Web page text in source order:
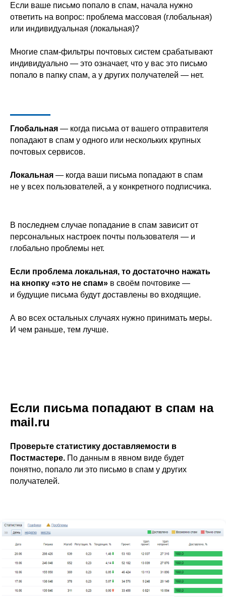
Если ваше письмо попало в спам, начала нужно
ответить на вопрос: проблема массовая (глобальная)
или индивидуальная (локальная)?
Многие спам-фильтры почтовых систем срабатывают
индивидуально — это означает, что у вас это письмо
попало в папку спам, а у других получателей — нет.
Глобальная — когда письма от вашего отправителя
попадают в спам у одного или нескольких крупных
почтовых сервисов.
Локальная — когда ваши письма попадают в спам
не у всех пользователей, а у конкретного подписчика.
В последнем случае попадание в спам зависит от
персональных настроек почты пользователя — и
глобально проблемы нет.
Если проблема локальная, то достаточно нажать
на кнопку «это не спам» в своём почтовике —
и будущие письма будут доставлены во входящие.
А во всех остальных случаях нужно принимать меры.
И чем раньше, тем лучше.
Если письма попадают в спам на
mail.ru
Проверьте статистику доставляемости в
Постмастере. По данным в явном виде будет
понятно, попало ли это письмо в спам у других
получателей.